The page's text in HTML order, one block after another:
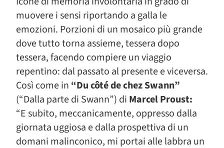
muovere i sensi riportando a galla le
emozioni. Porzioni di un mosaico più grande
dove tutto torna assieme, tessera dopo
tessera, facendo compiere un viaggio
repentino: dal passato al presente e viceversa.
Così come in “Du côté de chez Swann”
(“Dalla parte di Swann”) di Marcel Proust:
“E subito, meccanicamente, oppresso dalla
giornata uggiosa e dalla prospettiva di un
domani malinconico, mi portai alle labbra un